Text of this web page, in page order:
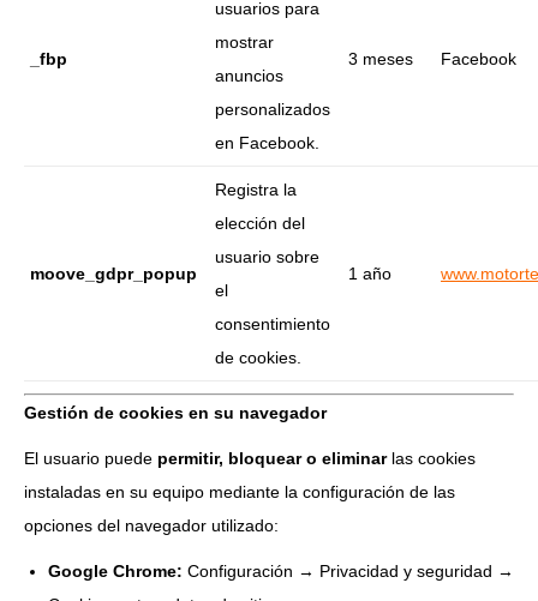
_fbp
usuarios para
mostrar
anuncios
personalizados
en Facebook.
3 meses Facebook
moove_gdpr_popup
Registra la
elección del
usuario sobre
el
consentimiento
de cookies.
1 año
Gestión de cookies en su navegador
El usuario puede permitir, bloquear o eliminarlas cookies
instaladas en su equipo mediante la configuración de las
opciones del navegador utilizado:
Google Chrome: Configuración → Privacidad y seguridad →